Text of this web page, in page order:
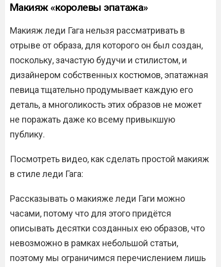
Макияж «королевы эпатажа»
Макияж леди Гага нельзя рассматривать в
отрыве от образа, для которого он был создан,
поскольку, зачастую будучи и стилистом, и
дизайнером собственных костюмов, эпатажная
певица тщательно продумывает каждую его
деталь, а многоликость этих образов не может
не поражать даже ко всему привыкшую
публику.
Посмотреть видео, как сделать простой макияж
в стиле леди Гага:
Рассказывать о макияже леди Гаги можно
часами, потому что для этого придётся
описывать десятки созданных ею образов, что
невозможно в рамках небольшой статьи,
поэтому мы ограничимся перечислением лишь